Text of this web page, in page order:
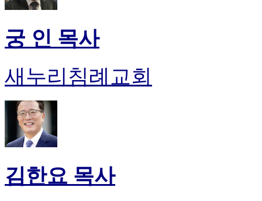
궁 인 목사
새누리침례교회
김한요 목사